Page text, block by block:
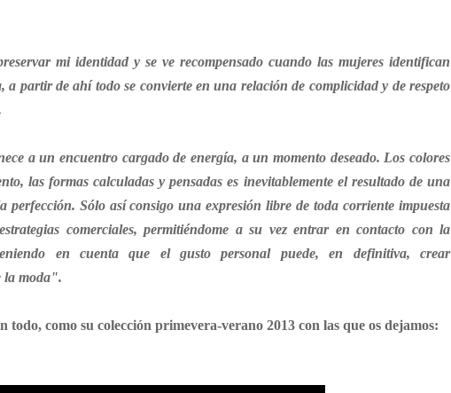
mi identidad y se ve recompensado cuando las mujeres identifican
a partir de ahí todo se convierte en una relación de complicidad y de respeto
a un encuentro cargado de energía, a un momento deseado. Los colores
las formas calculadas y pensadas es inevitablemente el resultado de una
perfección. Sólo así consigo una expresión libre de toda corriente impuesta
comerciales, permitiéndome a su vez entrar en contacto con la
en cuenta que el gusto personal puede, en definitiva, crear
la moda".
todo, como su colección primevera-verano 2013 con las que os dejamos: